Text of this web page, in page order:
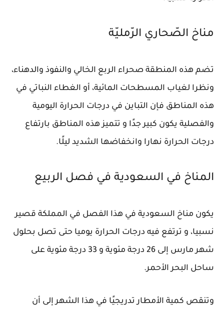
مناخ الصّحاري الرّمليّة
تضم هذه المنطقة صحراء الربع الخالي والنفوذ والدهناء،
ونظرا لغياب المسطحات المائية، أو الغطاء النباتي في
هذه المناطق فإن التباين في درجات الحرارة اليومية
والفصلية يكون كبير جدًا و تتميز هذه المناطق بارتفاع
درجات الحرارة نهارا وانخفاضها الشديد ليلًا.
المناخ في السعودية في فصل الربيع
يكون مناخ السعودية في هذا الفصل في المملكة قصير
نسبيا، و ترتفع فيه درجات الحرارة يوميا حتى تصل بحلول
شهر مارس إلى 26 درجة مئوية و 33 درجة مئوية على
ساحل البحر الأحمر.
وتنقص كمية الأمطار تدريجيًا في هذا الشهر إلى أن